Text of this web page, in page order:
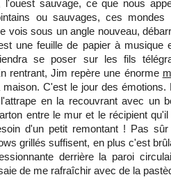
l'ouest sauvage, ce que nous
ou sauvages, ces mondes
vois sous un angle nouveau,
une feuille de papier à musique
se poser sur les fils
rentrant, Jim repère une énorme
maison. C'est le jour des
en la recouvrant avec un
entre le mur et le récipient
d'un petit remontant ! Pas
grillés suffisent, en plus c'est
derrière la paroi
de me rafraîchir avec de la